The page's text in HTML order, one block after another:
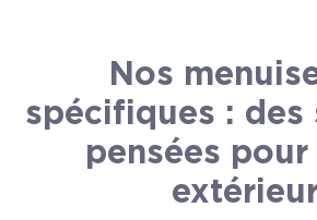
Nos
spécifiques : des
pensées